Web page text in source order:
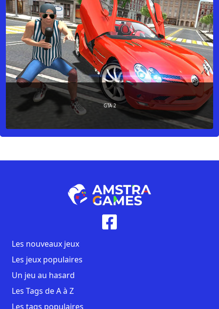
GTA 2
Les nouveaux jeux
Les jeux populaires
Un jeu au hasard
Les Tags de A à Z
Les tags populaires